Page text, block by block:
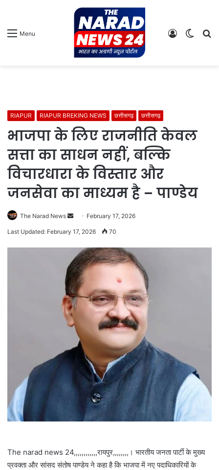
Menu
Switch
Log
RIAPUR RIAPUR BREKING NEWS छत्तीसगढ़ छत्तीसगढ़
भाजपा के लिए राजनीति केवल
सत्ता का साधन नहीं, बल्कि
विचारधारा के विस्तार और
जनसेवा का माध्यम है – पाण्डेय
The Narad News
Send February 17, 2026
Last Updated: February 17, 2026 70
The narad news 24,,,,,,,,,,,,रायपुर,,,,,,,,। भारतीय जनता पार्टी के मुख्य
प्रवक्ता और सांसद संतोष पाण्डेय ने कहा है कि भाजपा में नए पदाधिकारियों के